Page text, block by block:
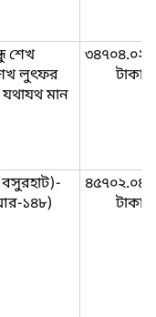
শেখ
লুৎফর
মান
৩৪৭০৪.০২
টাকা
১৪৮)
৪৫৭০২.০৪
টাকা